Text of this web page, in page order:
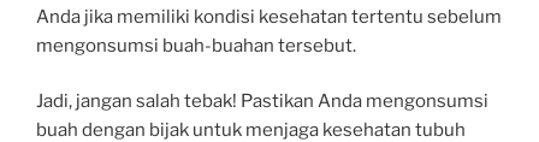
Anda jika memiliki kondisi kesehatan tertentu sebelum
mengonsumsi buah-buahan tersebut.
Jadi, jangan salah tebak! Pastikan Anda mengonsumsi
buah dengan bijak untuk menjaga kesehatan tubuh